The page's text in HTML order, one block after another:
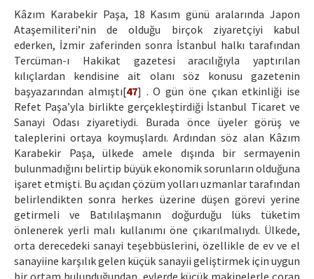
Kâzım Karabekir Paşa, 18 Kasım günü aralarında Japon
Ataşemiliteri’nin de olduğu birçok ziyaretçiyi kabul
ederken, İzmir zaferinden sonra İstanbul halkı tarafından
Tercüman-ı Hakikat gazetesi aracılığıyla yaptırılan
kılıçlardan kendisine ait olanı söz konusu gazetenin
başyazarından almıştı[47] . O gün öne çıkan etkinliği ise
Refet Paşa’yla birlikte gerçekleştirdiği İstanbul Ticaret ve
Sanayi Odası ziyaretiydi. Burada önce üyeler görüş ve
taleplerini ortaya koymuşlardı. Ardından söz alan Kâzım
Karabekir Paşa, ülkede amele dışında bir sermayenin
bulunmadığını belirtip büyük ekonomik sorunların olduğuna
işaret etmişti. Bu açıdan çözüm yolları uzmanlar tarafından
belirlendikten sonra herkes üzerine düşen görevi yerine
getirmeli ve Batılılaşmanın doğurduğu lüks tüketim
önlenerek yerli malı kullanımı öne çıkarılmalıydı. Ülkede,
orta derecedeki sanayi teşebbüslerini, özellikle de ev ve el
sanayiine karşılık gelen küçük sanayii geliştirmek için uygun